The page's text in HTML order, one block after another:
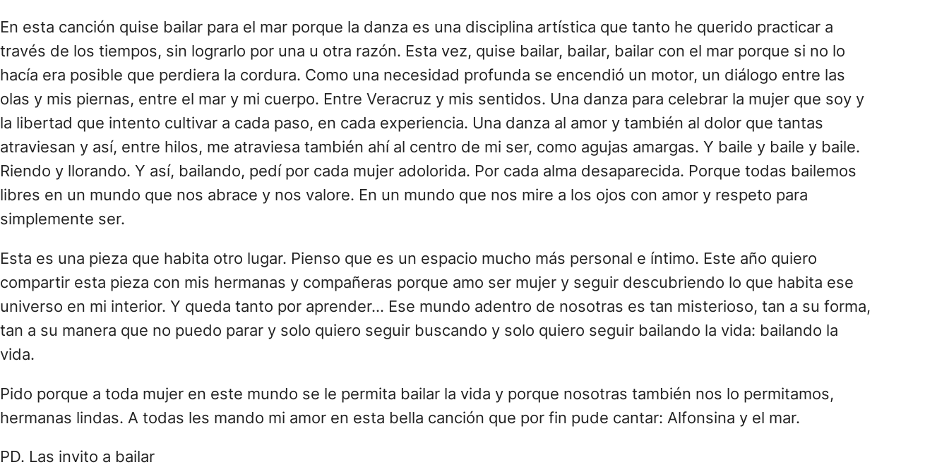
En esta canción quise bailar para el mar porque la danza es una disciplina artística que tanto he querido practicar a
través de los tiempos, sin lograrlo por una u otra razón. Esta vez, quise bailar, bailar, bailar con el mar porque si no lo
hacía era posible que perdiera la cordura. Como una necesidad profunda se encendió un motor, un diálogo entre las
olas y mis piernas, entre el mar y mi cuerpo. Entre Veracruz y mis sentidos. Una danza para celebrar la mujer que soy y
la libertad que intento cultivar a cada paso, en cada experiencia. Una danza al amor y también al dolor que tantas
atraviesan y así, entre hilos, me atraviesa también ahí al centro de mi ser, como agujas amargas. Y baile y baile y baile.
Riendo y llorando. Y así, bailando, pedí por cada mujer adolorida. Por cada alma desaparecida. Porque todas bailemos
libres en un mundo que nos abrace y nos valore. En un mundo que nos mire a los ojos con amor y respeto para
simplemente ser.
Esta es una pieza que habita otro lugar. Pienso que es un espacio mucho más personal e íntimo. Este año quiero
compartir esta pieza con mis hermanas y compañeras porque amo ser mujer y seguir descubriendo lo que habita ese
universo en mi interior. Y queda tanto por aprender… Ese mundo adentro de nosotras es tan misterioso, tan a su forma,
tan a su manera que no puedo parar y solo quiero seguir buscando y solo quiero seguir bailando la vida: bailando la
vida.
Pido porque a toda mujer en este mundo se le permita bailar la vida y porque nosotras también nos lo permitamos,
hermanas lindas. A todas les mando mi amor en esta bella canción que por fin pude cantar: Alfonsina y el mar.
PD. Las invito a bailar